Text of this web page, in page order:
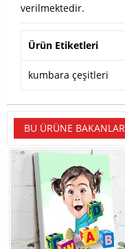
verilmektedir.
Ürün Etiketleri
kumbara çeşitleri
BU ÜRÜNE